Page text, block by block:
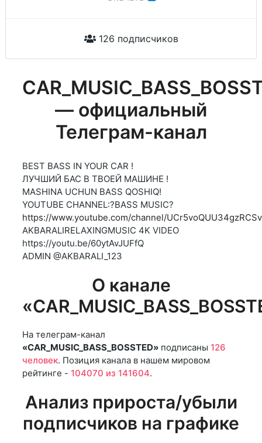
126 подписчиков
— официальный
Телеграм-канал
BEST BASS IN YOUR CAR !
ЛУЧШИЙ БАС В ТВОЕЙ МАШИНЕ !
MASHINA UCHUN BASS QOSHIQ!
YOUTUBE CHANNEL:?BASS MUSIC?
https://www.youtube.com/channel/
AKBARALIRELAXINGMUSIC 4K VIDEO
https://youtu.be/60ytAvJUFfQ
ADMIN @AKBARALI_123
О канале
На телеграм-канал
«CAR_MUSIC_BASS_BOSSTED» подписаны 126
человек. Позиция канала в нашем мировом
рейтинге - 104070 из 141604.
Анализ прироста/убыли
подписчиков на графике